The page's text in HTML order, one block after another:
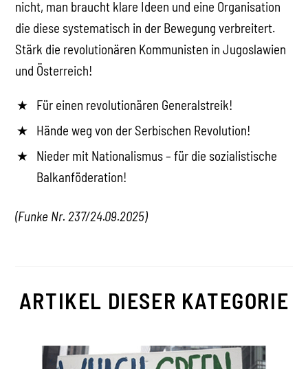
nicht, man braucht klare Ideen und eine Organisation
die diese systematisch in der Bewegung verbreitert.
Stärk die revolutionären Kommunisten in Jugoslawien
und Österreich!
Für einen revolutionären Generalstreik!
Hände weg von der Serbischen Revolution!
Nieder mit Nationalismus – für die sozialistische
Balkanföderation!
(Funke Nr. 237/24.09.2025)
ARTIKEL DIESER KATEGORIE